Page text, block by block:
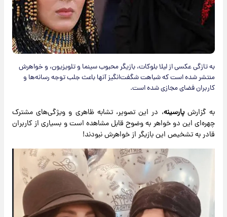
به تازگی عکسی از لیلا بلوکات، بازیگر محبوب سینما و تلویزیون، و خواهرش
منتشر شده است که شباهت شگفت‌انگیز آنها باعث جلب توجه رسانه‌ها و
کاربران فضای مجازی شده است.
به گزارشپارسینه، در این تصویر، تشابه ظاهری و ویژگی‌های مشترک
چهره‌ای این دو خواهر به وضوح قابل مشاهده است و بسیاری از کاربران
قادر به تشخیص این بازیگر از خواهرش نبودند!